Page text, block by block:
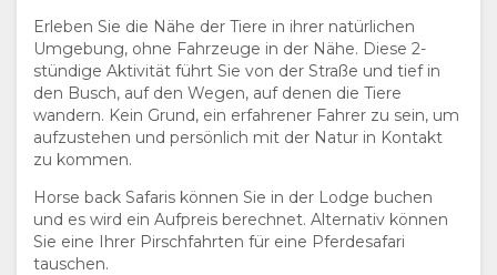
Erleben Sie die Nähe der Tiere in ihrer natürlichen
Umgebung, ohne Fahrzeuge in der Nähe. Diese 2-
stündige Aktivität führt Sie von der Straße und tief in
den Busch, auf den Wegen, auf denen die Tiere
wandern. Kein Grund, ein erfahrener Fahrer zu sein, um
aufzustehen und persönlich mit der Natur in Kontakt
zu kommen.
Horse back Safaris können Sie in der Lodge buchen
und es wird ein Aufpreis berechnet. Alternativ können
Sie eine Ihrer Pirschfahrten für eine Pferdesafari
tauschen.